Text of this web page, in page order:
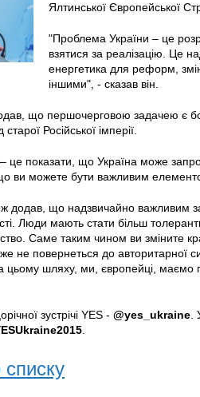
Ялтинської Європейської
"Проблема України – це
взятися за реалізацію. Це
енергетика для реформ,
іншими", - сказав він.
що першочерговою задачею є
Російської імперії.
це показати, що Україна може
ви можете бути важливим
додав, що надзвичайно важливим
Люди мають стати більш
Саме таким чином ви зміните
не повернеться до авторитарної
шляху, ми, європейці, маємо
зустрічі YES - @yes_ukraine